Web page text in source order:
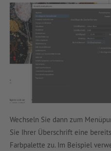
Wechseln Sie dann zum
Sie Ihrer Überschrift eine
Farbpalette zu. Im Beispiel